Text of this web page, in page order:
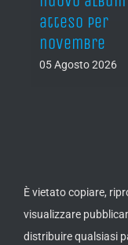
atteso per
novembre
05 Agosto 2026
È vietato copiare,
visualizzare
distribuire qualsiasi